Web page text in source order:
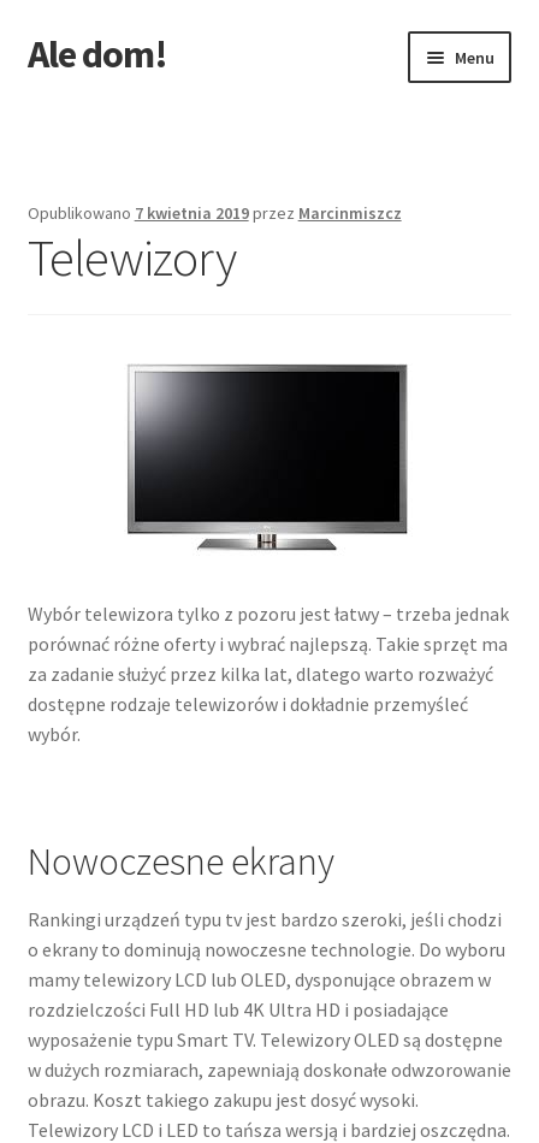
Przejdź
do
Przejdź
do
Ale dom! Menu
Opublikowano 7 kwietnia 2019przez Marcinmiszcz
Telewizory
Wybór telewizora tylko z pozoru jest łatwy – trzeba jednak
porównać różne oferty i wybrać najlepszą. Takie sprzęt ma
za zadanie służyć przez kilka lat, dlatego warto rozważyć
dostępne rodzaje telewizorów i dokładnie przemyśleć
wybór.
Nowoczesne ekrany
Rankingi urządzeń typu tv jest bardzo szeroki, jeśli chodzi
o ekrany to dominują nowoczesne technologie. Do wyboru
mamy telewizory LCD lub OLED, dysponujące obrazem w
rozdzielczości Full HD lub 4K Ultra HD i posiadające
wyposażenie typu Smart TV. Telewizory OLED są dostępne
w dużych rozmiarach, zapewniają doskonałe odwzorowanie
obrazu. Koszt takiego zakupu jest dosyć wysoki.
Telewizory LCD i LED to tańsza wersją i bardziej oszczędna.